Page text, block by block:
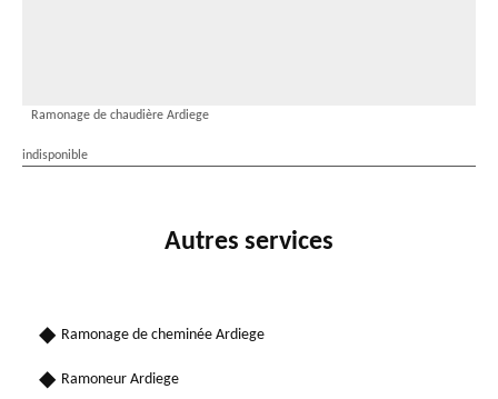
Ramonage de chaudière Ardiege
indisponible
Autres services
Ramonage de cheminée Ardiege
Ramoneur Ardiege